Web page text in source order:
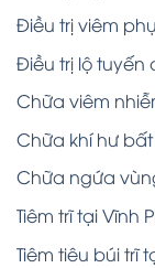
Điều trị viêm
Điều trị lộ tuyến
Chữa viêm
Chữa khí hư
Chữa ngứa
Tiêm trĩ tại Vĩnh
Tiêm tiêu búi trĩ